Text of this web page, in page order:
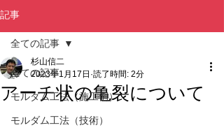
記事
全ての記事
モルダム工法（施工例）
モルダム工法（技術）
全ての記事
アーチ状の亀裂について
杉山信二
2023年1月17日 読了時間: 2分